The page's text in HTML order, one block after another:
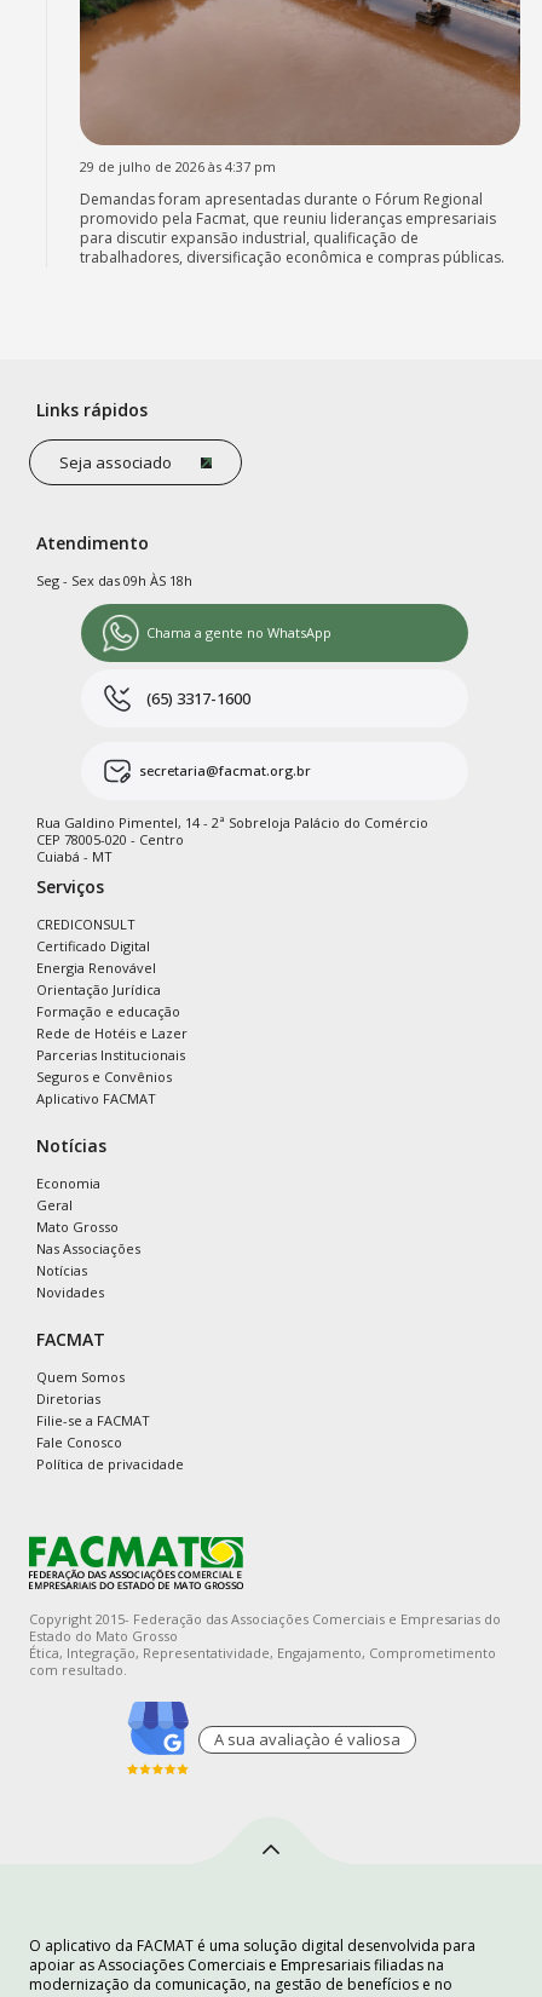
29 de julho de 2026 às 4:37 pm
Demandas foram apresentadas durante o Fórum Regional
promovido pela Facmat, que reuniu lideranças empresariais
para discutir expansão industrial, qualificação de
trabalhadores, diversificação econômica e compras públicas.
Links rápidos
Seja associado
Atendimento
Seg - Sex das 09h ÀS 18h
Chama a gente no WhatsApp
(65) 3317-1600
secretaria@facmat.org.br
Rua Galdino Pimentel, 14 - 2ª Sobreloja Palácio do Comércio
CEP 78005-020 - Centro
Cuiabá - MT
Serviços
CREDICONSULT
Certificado Digital
Energia Renovável
Orientação Jurídica
Formação e educação
Rede de Hotéis e Lazer
Parcerias Institucionais
Seguros e Convênios
Aplicativo FACMAT
Notícias
Economia
Geral
Mato Grosso
Nas Associações
Notícias
Novidades
FACMAT
Quem Somos
Diretorias
Filie-se a FACMAT
Fale Conosco
Política de privacidade
Copyright 2015- Federação das Associações Comerciais e Empresarias do
Estado do Mato Grosso
Ética, Integração, Representatividade, Engajamento, Comprometimento
com resultado.
A sua avaliaçào é valiosa
O aplicativo da FACMAT é uma solução digital desenvolvida para
apoiar as Associações Comerciais e Empresariais filiadas na
modernização da comunicação, na gestão de benefícios e no